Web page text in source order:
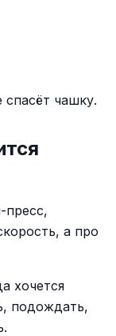
спасёт чашку.
пресс,
а про
хочется
подождать,